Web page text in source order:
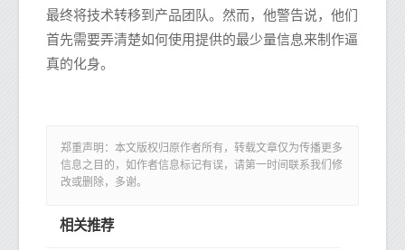
最终将技术转移到产品团队。然而，他警告说，他们
首先需要弄清楚如何使用提供的最少量信息来制作逼
真的化身。
郑重声明：本文版权归原作者所有，转载文章仅为传播更多
信息之目的，如作者信息标记有误，请第一时间联系我们修
改或删除，多谢。
相关推荐